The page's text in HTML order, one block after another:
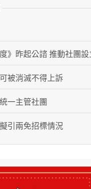
》昨起公諮 推動社團
被消滅不得上訴
一主管社團
引兩免招標情況